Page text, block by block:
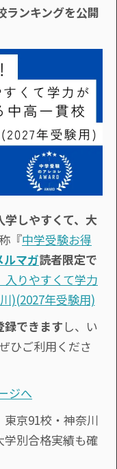
ランキングを公開
学しやすくて、大
『中学受験お得
ルマガ読者限定で
入りやすくて学力
)(2027年受験用)
録できます し、い
ひご利用くださ
ジへ
京91校・神奈川
別合格実績も確